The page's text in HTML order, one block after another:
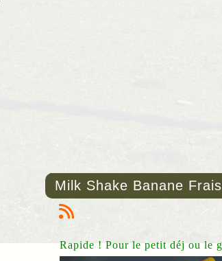
Milk Shake Banane
Rapide ! Pour le petit déj ou le